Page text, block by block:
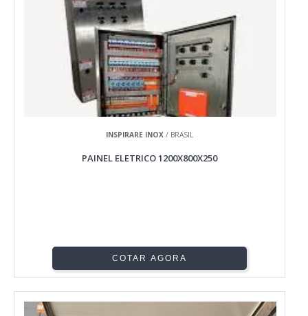
INSPIRARE INOX / BRASIL
PAINEL ELETRICO 1200X800X250
COTAR AGORA